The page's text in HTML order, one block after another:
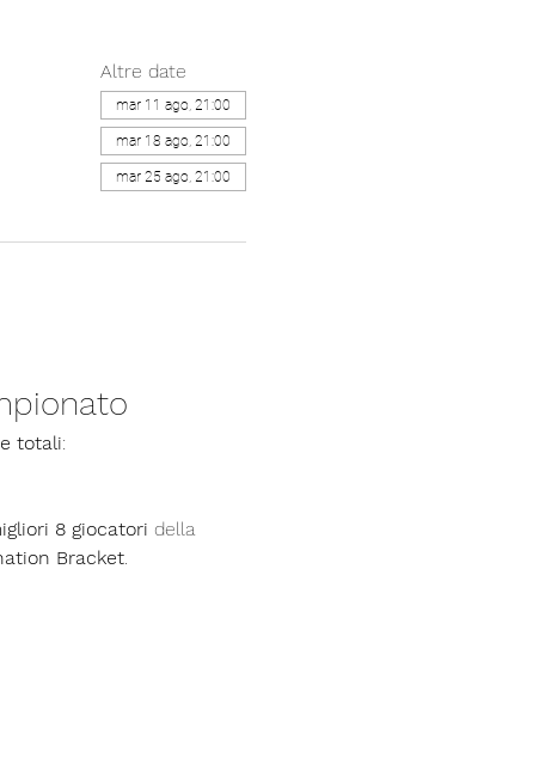
Altre date
mar 11 ago, 21:00
mar 18 ago, 21:00
mar 25 ago, 21:00
totali:
8 giocatori della
Bracket.